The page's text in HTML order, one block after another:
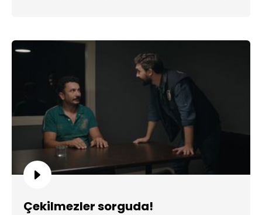
Çekilmezler sorguda!